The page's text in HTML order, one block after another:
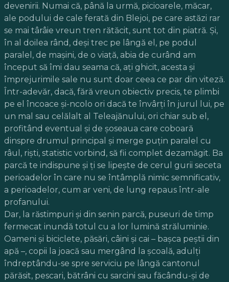
devenirii. Numai că, până la urmă, picioarele, măcar,
ale podului de cale ferată din Blejoi, pe care astăzi rar
se mai târâie vreun tren rătăcit, sunt tot din piatră. Și,
în al doilea rând, deși trec pe lângă el, pe podul
paralel, de mașini, de o viață, abia de curând am
început să îmi dau seama că, ați ghicit, acesta și
împrejurimile sale nu sunt doar ceea ce par din viteză.
Într-adevăr, dacă, fără vreun obiectiv precis, te plimbi
pe el încoace și-ncolo ori dacă te învârți în jurul lui, pe
un mal sau celălalt al Teleajănului, ori chiar sub el,
profitând eventual și de șoseaua care coboară
dinspre drumul principal și merge puțin paralel cu
râul, riști, statistic vorbind, să fii complet dezamăgit. Ba
parcă te indispune și ți se lipește de cerul gurii seceta
perioadelor în care nu se întâmplă nimic semnificativ,
a perioadelor, cum ar veni, de lung repaus într-ale
profanului.
Dar, la răstimpuri și din senin parcă, puseuri de timp
fermecat inundă totul cu a lor lumină străluminie.
Oameni și biciclete, păsări, câini și cai – bașca peștii din
apă –, copii la joacă sau mergând la școală, adulți
îndreptându-se spre serviciu pe lângă cantonul
părăsit, pescari, bătrâni cu sarcini sau făcându-și de